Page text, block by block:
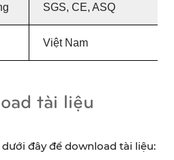
SGS, CE, ASQ
Việt Nam
tài liệu
đây để download tài liệu: